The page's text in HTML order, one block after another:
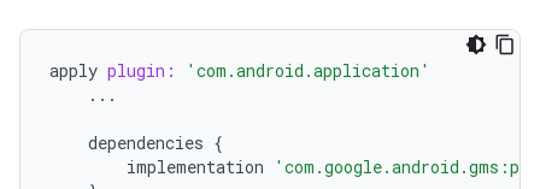
apply plugin:
'com.android.application'
...
dependencies {
implementation